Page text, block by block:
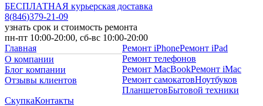
БЕСПЛАТНАЯ курьерская доставка
8(846)379-21-09
узнать срок и стоимость ремонта
пн-пт 10:00-20:00, сб-вс 10:00-20:00
Главная
О компании
Блог компании
Отзывы клиентов
Ремонт iPhoneРемонт iPad
Ремонт телефонов
Ремонт MacBookРемонт iMac
Ремонт самокатовНоутбуков
ПланшетовБытовой техники
СкупкаКонтакты